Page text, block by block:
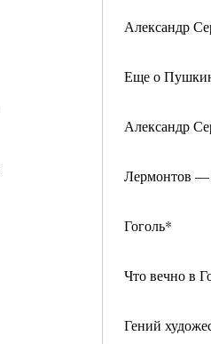
Александр
Еще о
Александр
Лермонтов —
Гоголь*
Что вечно в
Гений